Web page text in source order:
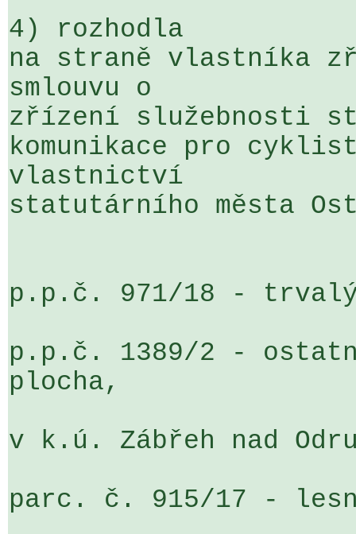
4) rozhodla
na straně vlastníka
smlouvu o
zřízení služebnosti
komunikace pro
vlastnictví
statutárního města
p.p.č. 971/18 -
p.p.č. 1389/2 -
plocha,
v k.ú. Zábřeh nad
parc. č. 915/17 -